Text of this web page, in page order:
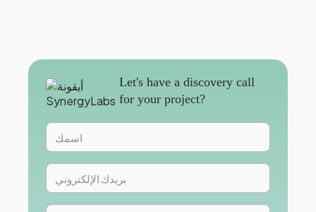
Let's have a discovery call
for your project?